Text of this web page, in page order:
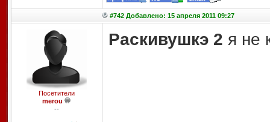
#742 Добавлено: 15 апреля 2011 09:27
Посетители
merou
--
Раскивушкэ 2 я не